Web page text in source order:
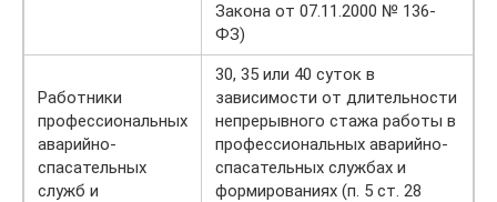
Закона от 07.11.2000 № 136-
ФЗ)
Работники
профессиональных
аварийно-
спасательных
служб и
30, 35 или 40 суток в
зависимости от длительности
непрерывного стажа работы в
профессиональных аварийно-
спасательных службах и
формированиях (п. 5 ст. 28